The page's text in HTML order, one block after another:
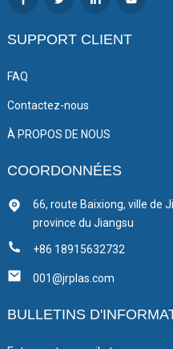
SUPPORT CLIENT
FAQ
Contactez-nous
À PROPOS DE NOUS
COORDONNÉES
66, route Baixiong, ville de
province du Jiangsu
+86 18915632732
001@jrplas.com
BULLETINS